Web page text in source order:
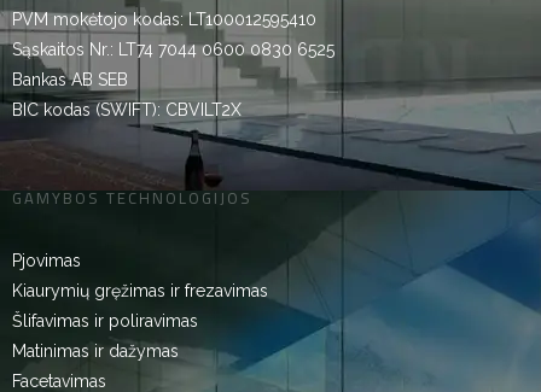
PVM mokėtojo kodas: LT100012595410
Sąskaitos Nr.: LT74 7044 0600 0830 6525
Bankas AB SEB
BIC kodas (SWIFT): CBVILT2X
GAMYBOS TECHNOLOGIJOS
Pjovimas
Kiaurymių gręžimas ir frezavimas
Šlifavimas ir poliravimas
Matinimas ir dažymas
Facetavimas